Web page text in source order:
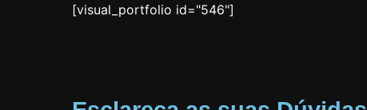
[visual_portfolio id="546"]